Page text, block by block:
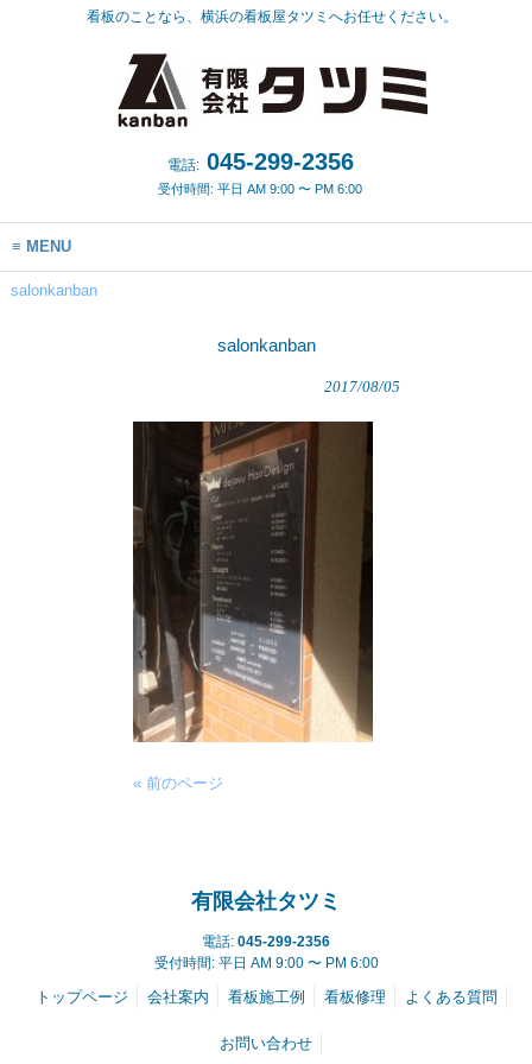
看板のことなら、横浜の看板屋タツミへお任せください。
電話:045-299-2356
受付時間: 平日 AM 9:00 〜 PM 6:00
MENU
salonkanban
salonkanban
2017/08/05
« 前のページ
有限会社タツミ
電話: 045-299-2356
受付時間: 平日 AM 9:00 〜 PM 6:00
トップページ 会社案内 看板施工例 看板修理 よくある質問
お問い合わせ